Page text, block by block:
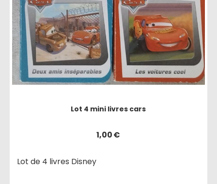
Lot 4 mini livres cars
1,00€
Lot de 4 livres Disney